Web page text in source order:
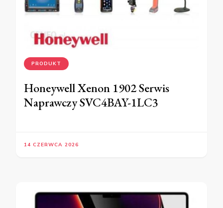
PRODUKT
Honeywell Xenon 1902 Serwis
Naprawczy SVC4BAY-1LC3
14 CZERWCA 2026